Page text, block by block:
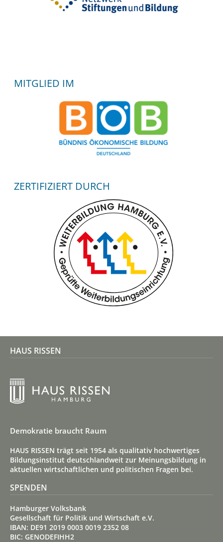
MITGLIED IM
ZERTIFIZIERT DURCH
HAUS RISSEN
Demokratie braucht Raum
HAUS RISSEN trägt seit 1954 als qualitativ hoch­wertiges
Bildungs­institut deutsch­land­weit zur Meinungs­bildung in
aktuellen wirt­schaft­lichen und politischen Fragen bei.
SPENDEN
Hamburger Volksbank
Gesellschaft für Politik und Wirtschaft e.V.
IBAN: DE91 2019 0003 0019 2352 08
BIC: GENODEFIHH2